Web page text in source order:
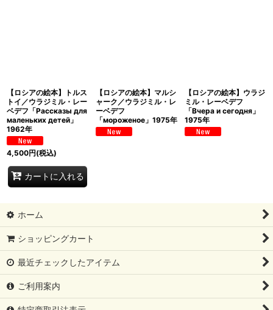
【ロシアの絵本】トルス
トイ／ウラジミル・レー
ベデフ「Рассказы для
маленьких детей」
1962年
4,500円(税込)
カートに入れる
【ロシアの絵本】マルシ
ャーク／ウラジミル・レ
ーベデフ
「мороженое」1975年
【ロシアの絵本】ウラジ
ミル・レーベデフ
「Вчера и сегодня」
1975年
ホーム
ショッピングカート
最近チェックしたアイテム
ご利用案内